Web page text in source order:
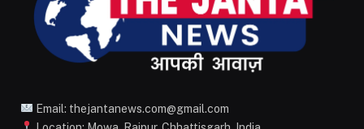
Email: thejantanews.com@gmail.com